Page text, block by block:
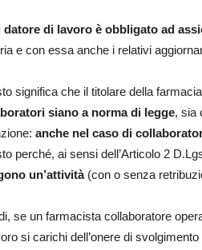
datore di lavoro è obbligato ad
e con essa anche i relativi
significa che il titolare della
siano a norma di legge, sia
anche nel caso di
perché, ai sensi dell’Articolo 2
un’attività (con o senza
se un farmacista collaboratore
si carichi dell’onere di